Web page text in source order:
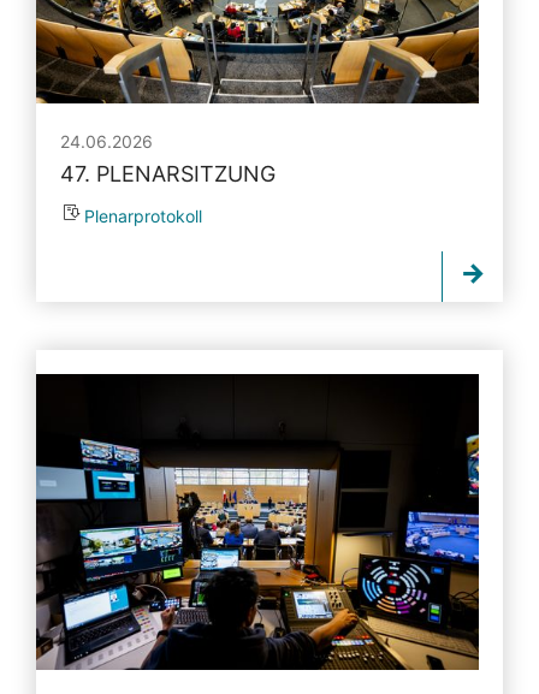
24.06.2026
47. PLENARSITZUNG
Plenarprotokoll